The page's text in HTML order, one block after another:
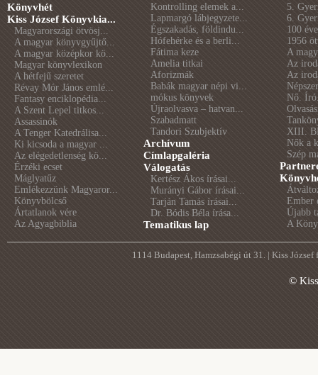
Könyvhét
Kiss József Könyvkia...
Magyarországi ötvösj...
A magyar könyvgyűjtő...
A magyar középkor kö...
Magyar könyvlexikon
A hétfejű szeretet
Révay Mór János emlé...
Fantasy enciklopédia...
A Szent Lepel titkos...
Assassinók
A Tenger Katedrálisa...
Ki kicsoda a magyar ...
Az elégedetlenség kö...
Érzéki ecset
Máglyatűz
Emlékezzünk Magyaror...
Könyvbölcső
Ártatlanok vére
Az Agyagbiblia
Kontrolling elemek a...
Lapmargó lábjegyzete...
Égszakadás, földindu...
Hófehérke és a berli...
Fátima keze
Amelia titkai
Aforizmák
Babák magyar népi vi...
mókus könyvek
Újraolvasva – hatvan...
Szabadmatt
Tandori Szubjektív
Archívum
Címlapgaléria
Válogatás
Kertész Ákos írásai...
Murányi Gábor írásai...
Tarján Tamás írásai...
Dr. Bódis Béla írása...
Tematikus lap
5.
6.
100
1956
A
Az
Az
Nő.
XIII.
Nők a
Szép
Ember
Újabb
A
1114 Budapest, Hamzsabégi út 31. | Kiss
©